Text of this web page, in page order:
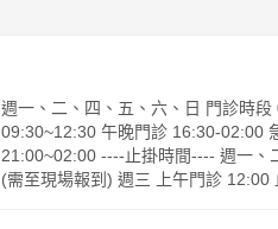
週一、二、四、五、六、日 門診時
09:30~12:30 午晚門診 16:30-02:00
21:00~02:00 ----止掛時間---- 週一、
(需至現場報到) 週三 上午門診 12:00